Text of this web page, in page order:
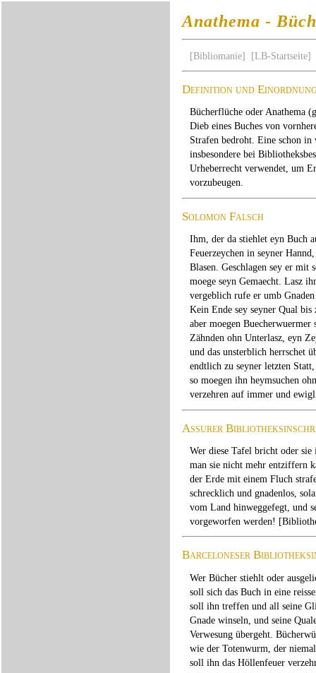
Anathema -
[Bibliomanie] [LB-Startseite]
Definition und
Bücherflüche oder Anathema
Dieb eines Buches von
Strafen bedroht. Eine schon
insbesondere bei
Urheberrecht verwendet, um
vorzubeugen.
Solomon Falsch
Ihm, der da stiehlet eyn Buch
Feuerzeychen in seyner
Blasen. Geschlagen sey er mit
moege seyn Gemaecht. Lasz
vergeblich rufe er umb
Kein Ende sey seyner Qual
aber moegen Buecherwuermer
Zähnden ohn Unterlasz, eyn
und das unsterblich herrschet
endtlich zu seyner letzten
so moegen ihn heymsuchen
verzehren auf immer und
Assurer
Wer diese Tafel bricht oder
man sie nicht mehr entziffern
der Erde mit einem Fluch
schrecklich und gnadenlos,
vom Land hinweggefegt, und
vorgeworfen werden!
Barceloneser
Wer Bücher stiehlt oder
soll sich das Buch in eine
soll ihn treffen und all seine
Gnade winseln, und seine
Verwesung übergeht.
wie der Totenwurm, der
soll ihn das Höllenfeuer